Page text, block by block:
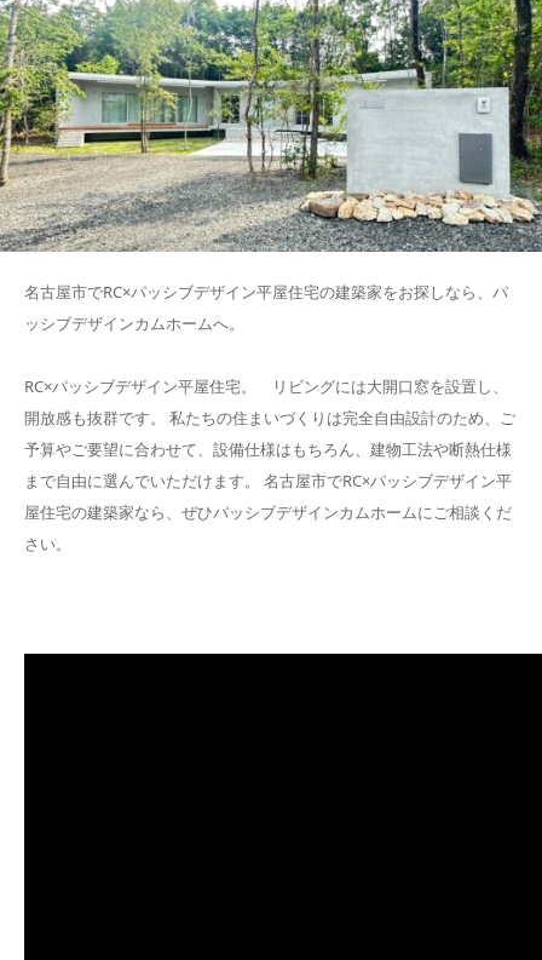
名古屋市でRC×パッシブデザイン平屋住宅の建築家をお探しなら、パ
ッシブデザインカムホームへ。
RC×パッシブデザイン平屋住宅。 リビングには大開口窓を設置し、
開放感も抜群です。 私たちの住まいづくりは完全自由設計のため、ご
予算やご要望に合わせて、設備仕様はもちろん、建物工法や断熱仕様
まで自由に選んでいただけます。 名古屋市でRC×パッシブデザイン平
屋住宅の建築家なら、ぜひパッシブデザインカムホームにご相談くだ
さい。